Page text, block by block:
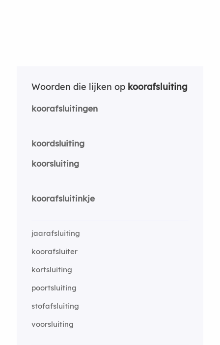
Woorden die lijken op koorafsluiting
koorafsluitingen
koordsluiting
koorsluiting
koorafsluitinkje
jaarafsluiting
koorafsluiter
kortsluiting
poortsluiting
stofafsluiting
voorsluiting